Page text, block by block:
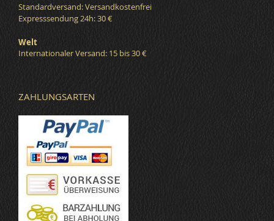
Standardversand: Versandkostenfrei
Expresssendung 24h: 30 €
Welt
Internationaler Versand: 15 bis 30 €
ZAHLUNGSARTEN